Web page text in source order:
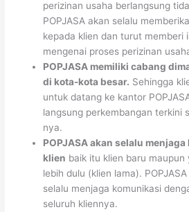
perizinan usaha berlangsung
POPJASA akan selalu
kepada klien dan turut memberi
mengenai proses perizinan
POPJASA memiliki cabang
di kota-kota besar. Sehingga
untuk datang ke kantor
langsung perkembangan terkini
nya.
POPJASA akan selalu
klien baik itu klien baru maupun
lebih dulu (klien lama).
selalu menjaga komunikasi
seluruh kliennya.